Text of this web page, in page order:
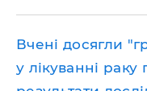
Вчені досягли
у лікуванні